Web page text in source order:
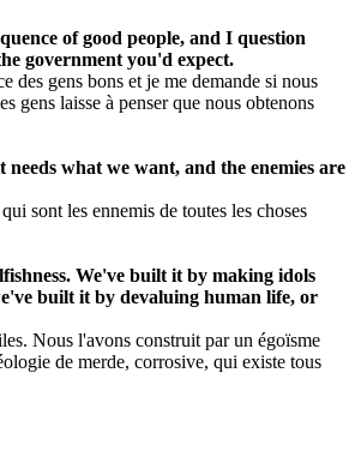
of good people, and I question
government you'd expect.
des gens bons et je me demande si nous
gens laisse à penser que nous obtenons
what we want, and the enemies are
sont les ennemis de toutes les choses
We've built it by making idols
built it by devaluing human life, or
Nous l'avons construit par un égoïsme
de merde, corrosive, qui existe tous